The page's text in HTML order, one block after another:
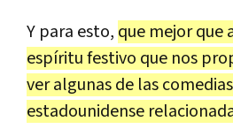
Y para esto, que mejor que
espíritu festivo que nos
ver algunas de las
estadounidense